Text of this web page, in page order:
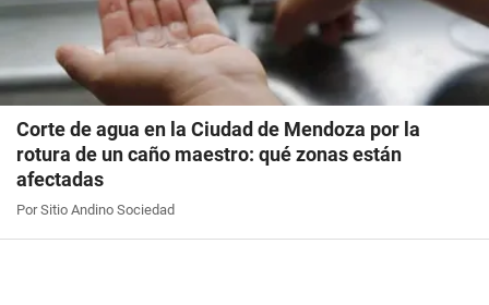
Corte de agua en la Ciudad de Mendoza por la
rotura de un caño maestro: qué zonas están
afectadas
Por Sitio Andino Sociedad